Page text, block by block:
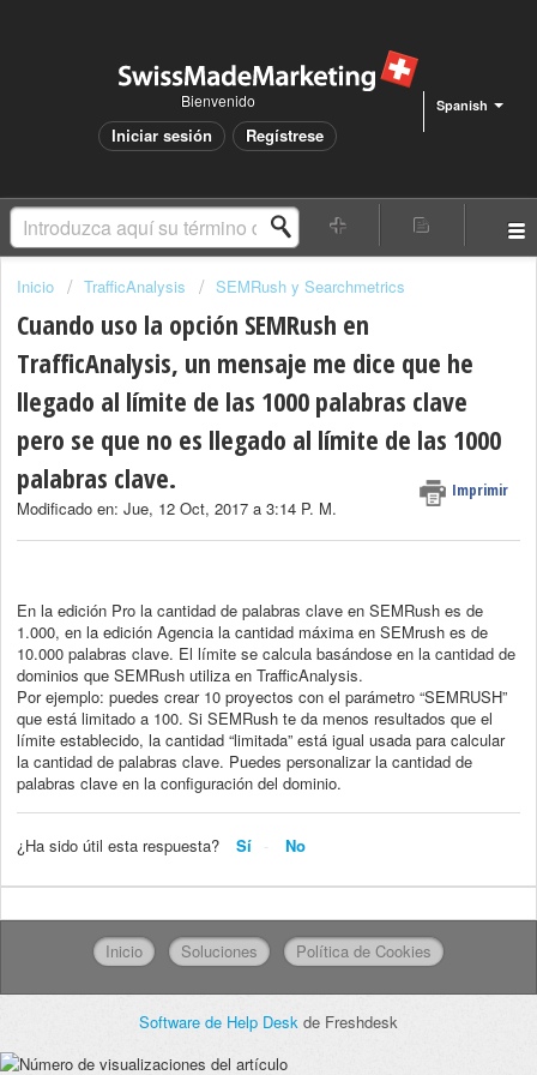
Spanish
Bienvenido
Iniciar sesión Regístrese
Inicio TrafficAnalysis SEMRush y Searchmetrics
Cuando uso la opción SEMRush en
TrafficAnalysis, un mensaje me dice que he
llegado al límite de las 1000 palabras clave
pero se que no es llegado al límite de las 1000
palabras clave.
Imprimir
Modificado en: Jue, 12 Oct, 2017 a 3:14 P. M.
En la edición Pro la cantidad de palabras clave en SEMRush es de
1.000, en la edición Agencia la cantidad máxima en SEMrush es de
10.000 palabras clave. El límite se calcula basándose en la cantidad de
dominios que SEMRush utiliza en TrafficAnalysis.
Por ejemplo: puedes crear 10 proyectos con el parámetro “SEMRUSH”
que está limitado a 100. Si SEMRush te da menos resultados que el
límite establecido, la cantidad “limitada” está igual usada para calcular
la cantidad de palabras clave. Puedes personalizar la cantidad de
palabras clave en la configuración del dominio.
¿Ha sido útil esta respuesta? Sí No
Inicio Soluciones Política de Cookies
Software de Help Desk de Freshdesk